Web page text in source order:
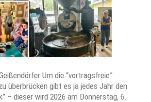
Um die “vortragsfreie”
überbrücken gibt es ja jedes Jahr den
– dieser wird 2026 am Donnerstag, 6.